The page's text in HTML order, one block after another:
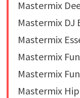
Mastermix
Mastermix DJ
Mastermix
Mastermix
Mastermix
Mastermix